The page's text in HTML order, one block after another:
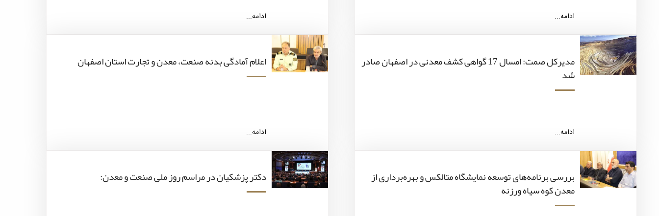
ادامه... ادامه...
مدیرکل صمت: امسال 17 گواهی کشف معدنی در اصفهان صادر
شد
ادامه...
اعلام آمادگی بدنه صنعت، معدن و تجارت استان اصفهان
ادامه...
بررسی برنامه‌های توسعه نمایشگاه متالکس و بهره‌برداری از
معدن کوه سیاه ورزنه
دکتر پزشکیان در مراسم روز ملی صنعت و معدن: